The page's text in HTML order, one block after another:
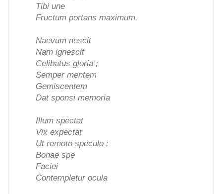
Tibi une
Fructum portans maximum.
Naevum nescit
Nam ignescit
Celibatus gloria ;
Semper mentem
Gemiscentem
Dat sponsi memoria
Illum spectat
Vix expectat
Ut remoto speculo ;
Bonae spe
Faciei
Contempletur ocula